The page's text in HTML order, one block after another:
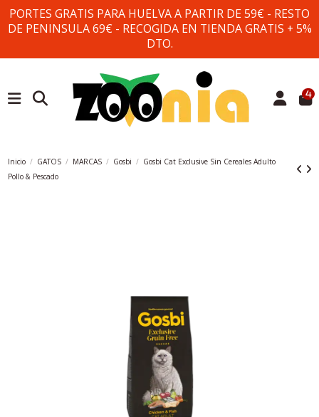
PORTES GRATIS PARA HUELVA A PARTIR DE 59€ - RESTO
DE PENINSULA 69€ - RECOGIDA EN TIENDA GRATIS + 5%
DTO.
4
Inicio GATOS MARCAS Gosbi
Gosbi Cat Exclusive Sin Cereales Adulto
Pollo & Pescado